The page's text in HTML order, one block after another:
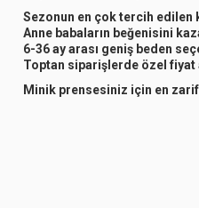
Sezonun en çok tercih edilen
Anne babaların beğenisini
6-36 ay arası geniş beden
Toptan siparişlerde özel fiyat
Minik prensesiniz için en